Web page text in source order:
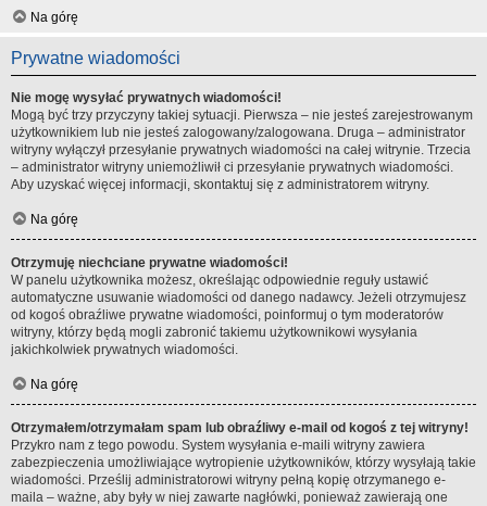
Na górę
Prywatne wiadomości
Nie mogę wysyłać prywatnych wiadomości!
Mogą być trzy przyczyny takiej sytuacji. Pierwsza – nie jesteś zarejestrowanym
użytkownikiem lub nie jesteś zalogowany/zalogowana. Druga – administrator
witryny wyłączył przesyłanie prywatnych wiadomości na całej witrynie. Trzecia
– administrator witryny uniemożliwił ci przesyłanie prywatnych wiadomości.
Aby uzyskać więcej informacji, skontaktuj się z administratorem witryny.
Na górę
Otrzymuję niechciane prywatne wiadomości!
W panelu użytkownika możesz, określając odpowiednie reguły ustawić
automatyczne usuwanie wiadomości od danego nadawcy. Jeżeli otrzymujesz
od kogoś obraźliwe prywatne wiadomości, poinformuj o tym moderatorów
witryny, którzy będą mogli zabronić takiemu użytkownikowi wysyłania
jakichkolwiek prywatnych wiadomości.
Na górę
Otrzymałem/otrzymałam spam lub obraźliwy e-mail od kogoś z tej witryny!
Przykro nam z tego powodu. System wysyłania e-maili witryny zawiera
zabezpieczenia umożliwiające wytropienie użytkowników, którzy wysyłają takie
wiadomości. Prześlij administratorowi witryny pełną kopię otrzymanego e-
maila – ważne, aby były w niej zawarte nagłówki, ponieważ zawierają one